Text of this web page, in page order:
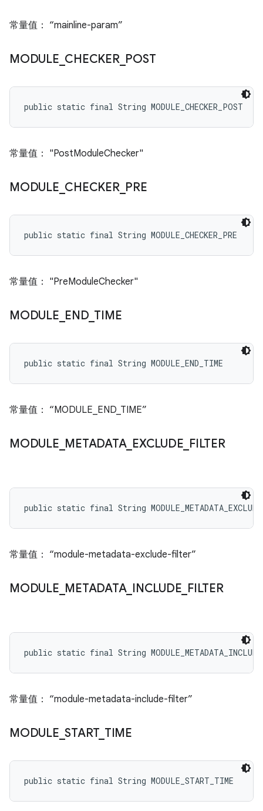
常量值： “mainline-param”
MODULE CHECKER_ POST
public static final String MODULE_CHECKER_POST
常量值： "PostModuleChecker"
MODULE CHECKER_ PRE
public static final String MODULE_CHECKER_PRE
常量值： "PreModuleChecker"
MODULE END_ TIME
public static final String MODULE_END_TIME
常量值： “MODULE_END_TIME”
MODULE METADATA_ EXCLUDE FILTER
public static final String
常量值： “module-metadata-exclude-filter”
MODULE METADATA_ INCLUDE FILTER
public static final String
常量值： “module-metadata-include-filter”
MODULE _START_ TIME
public static final String MODULE_START_TIME